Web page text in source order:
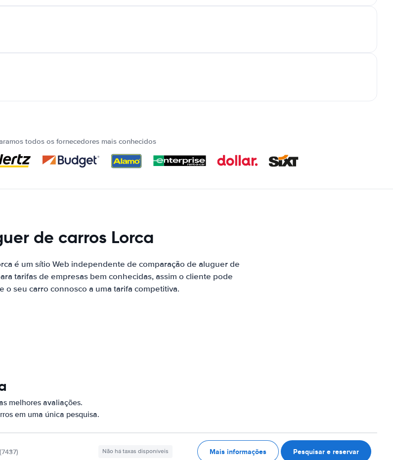
todos os fornecedores mais conhecidos
de carros Lorca
é um sítio Web independente de comparação de aluguer de
tarifas de empresas bem conhecidas, assim o cliente pode
o seu carro connosco a uma tarifa competitiva.
melhores avaliações.
em uma única pesquisa.
(7437) Não há taxas disponíveis Mais informações Pesquisar e reservar